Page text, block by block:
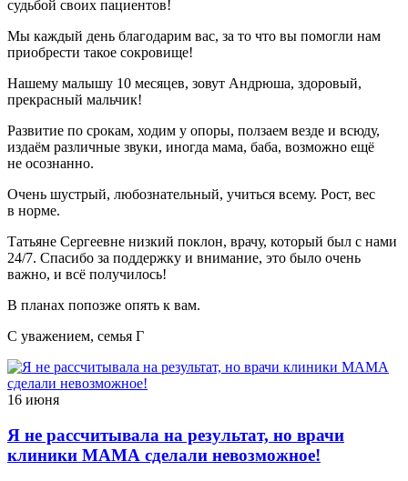
судьбой своих пациентов!
Мы каждый день благодарим вас, за то что вы помогли нам
приобрести такое сокровище!
Нашему малышу 10 месяцев, зовут Андрюша, здоровый,
прекрасный мальчик!
Развитие по срокам, ходим у опоры, ползаем везде и всюду,
издаём различные звуки, иногда мама, баба, возможно ещё
не осознанно.
Очень шустрый, любознательный, учиться всему. Рост, вес
в норме.
Татьяне Сергеевне низкий поклон, врачу, который был с нами
24/7. Спасибо за поддержку и внимание, это было очень
важно, и всё получилось!
В планах попозже опять к вам.
С уважением, семья Г
16 июня
Я не рассчитывала на результат, но врачи
клиники МАМА сделали невозможное!